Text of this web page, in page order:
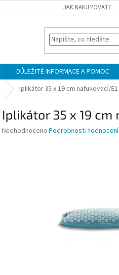
JAK NAKUPOVAT?
DŮLEŽITÉ INFORMACE A POMOC
Iplikátor 35 x 19 cm nafukovací/E1
Iplikátor 35 x 19 cm
Průměrné
Neohodnoceno Podrobnosti hodnocení